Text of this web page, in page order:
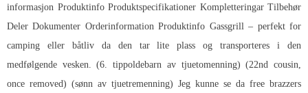
informasjon Produktinfo Produktspecifikationer Kompletteringar Tilbehør
Deler Dokumenter Orderinformation Produktinfo Gassgrill – perfekt for
camping eller båtliv da den tar lite plass og transporteres i den
medfølgende vesken. (6. tippoldebarn av tjuetomenning) (22nd cousin,
once removed) (sønn av tjuetremenning) Jeg kunne se da free brazzers